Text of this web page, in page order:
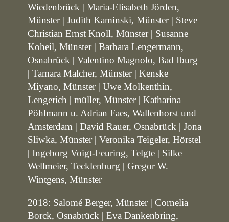
Wiedenbrück | Maria-Elisabeth Jörden,
Münster | Judith Kaminski, Münster | Steve
Christian Ernst Knoll, Münster | Susanne
Koheil, Münster | Barbara Lengermann,
Osnabrück | Valentino Magnolo, Bad Iburg
| Tamara Malcher, Münster | Kenske
Miyano, Münster | Uwe Molkenthin,
Lengerich | müller, Münster | Katharina
Pöhlmann u. Adrian Faes, Wallenhorst und
Amsterdam | David Rauer, Osnabrück | Jona
Sliwka, Münster | Veronika Teigeler, Hörstel
| Ingeborg Voigt-Feuring, Telgte | Silke
Wellmeier, Tecklenburg | Gregor W.
Wintgens, Münster
2018: Salomé Berger, Münster | Cornelia
Borck, Osnabrück | Eva Dankenbring,